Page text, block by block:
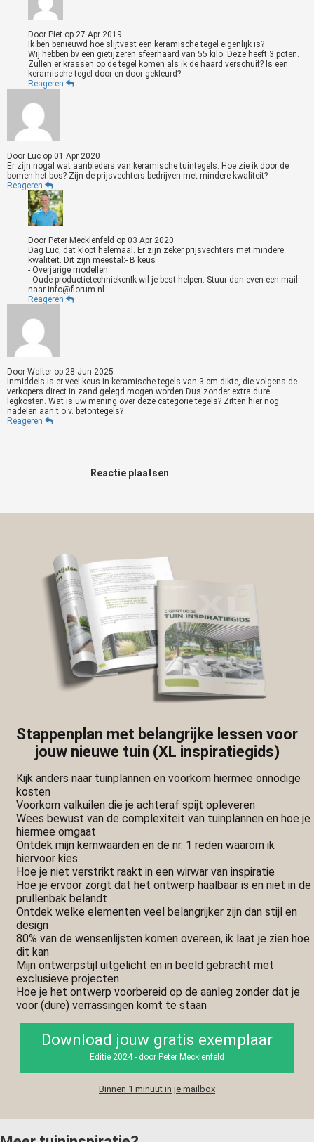
Door Piet op 27 Apr 2019
Ik ben benieuwd hoe slijtvast een keramische tegel eigenlijk is?
Wij hebben bv een gietijzeren sfeerhaard van 55 kilo. Deze heeft 3 poten.
Zullen er krassen op de tegel komen als ik de haard verschuif? Is een
keramische tegel door en door gekleurd?
Reageren
Door Luc op 01 Apr 2020
Er zijn nogal wat aanbieders van keramische tuintegels. Hoe zie ik door de
bomen het bos? Zijn de prijsvechters bedrijven met mindere kwaliteit?
Reageren
Door Peter Mecklenfeld op 03 Apr 2020
Dag Luc, dat klopt helemaal. Er zijn zeker prijsvechters met mindere
kwaliteit. Dit zijn meestal:- B keus
- Overjarige modellen
- Oude productietechniekenIk wil je best helpen. Stuur dan even een mail
naar info@florum.nl
Reageren
Door Walter op 28 Jun 2025
Inmiddels is er veel keus in keramische tegels van 3 cm dikte, die volgens de
verkopers direct in zand gelegd mogen worden.Dus zonder extra dure
legkosten. Wat is uw mening over deze categorie tegels? Zitten hier nog
nadelen aan t.o.v. betontegels?
Reageren
Reactie plaatsen
Stappenplan met belangrijke lessen voor
jouw nieuwe tuin (XL inspiratiegids)
Kijk anders naar tuinplannen en voorkom hiermee onnodige
kosten
Voorkom valkuilen die je achteraf spijt opleveren
Wees bewust van de complexiteit van tuinplannen en hoe je
hiermee omgaat
Ontdek mijn kernwaarden en de nr. 1 reden waarom ik
hiervoor kies
Hoe je niet verstrikt raakt in een wirwar van inspiratie
Hoe je ervoor zorgt dat het ontwerp haalbaar is en niet in de
prullenbak belandt
Ontdek welke elementen veel belangrijker zijn dan stijl en
design
80% van de wensenlijsten komen overeen, ik laat je zien hoe
dit kan
Mijn ontwerpstijl uitgelicht en in beeld gebracht met
exclusieve projecten
Hoe je het ontwerp voorbereid op de aanleg zonder dat je
voor (dure) verrassingen komt te staan
Download jouw gratis exemplaar
Editie 2024 - door Peter Mecklenfeld
Binnen 1 minuut in je mailbox